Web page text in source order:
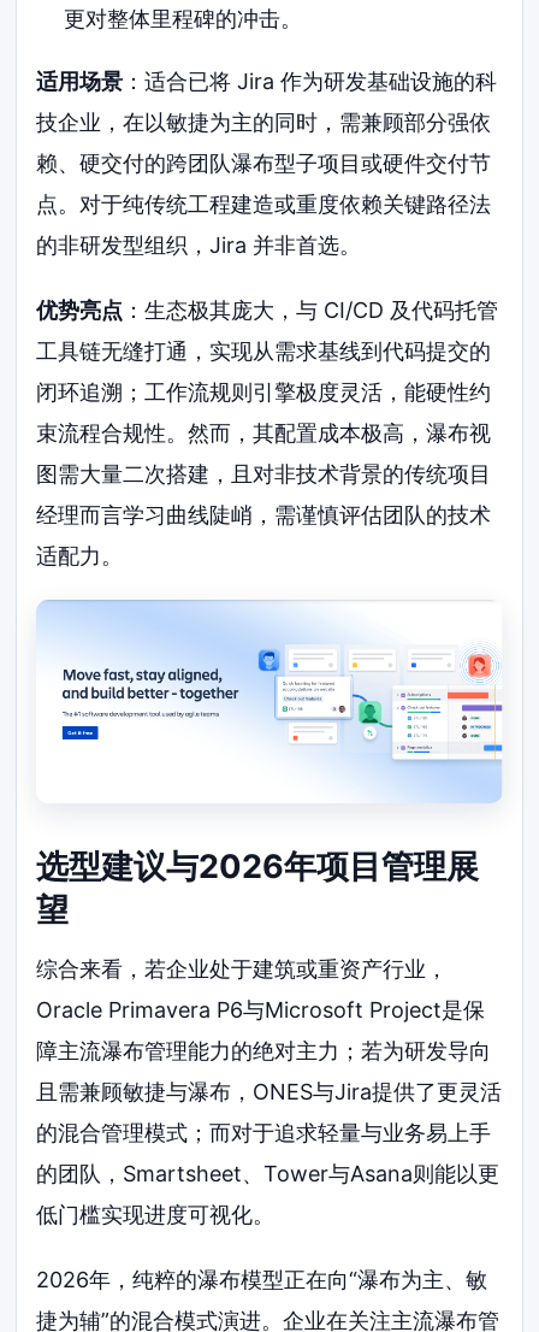
更对整体里程碑的冲击。
适用场景 ：适合已将 Jira 作为研发基础设施的科
技企业，在以敏捷为主的同时，需兼顾部分强依
赖、硬交付的跨团队瀑布型子项目或硬件交付节
点。对于纯传统工程建造或重度依赖关键路径法
的非研发型组织，Jira 并非首选。
优势亮点 ：生态极其庞大，与 CI/CD 及代码托管
工具链无缝打通，实现从需求基线到代码提交的
闭环追溯；工作流规则引擎极度灵活，能硬性约
束流程合规性。然而，其配置成本极高，瀑布视
图需大量二次搭建，且对非技术背景的传统项目
经理而言学习曲线陡峭，需谨慎评估团队的技术
适配力。
选型建议与2026年项目管理展
望
综合来看，若企业处于建筑或重资产行业，
Oracle Primavera P6与Microsoft Project是保
障主流瀑布管理能力的绝对主力；若为研发导向
且需兼顾敏捷与瀑布，ONES与Jira提供了更灵活
的混合管理模式；而对于追求轻量与业务易上手
的团队，Smartsheet、Tower与Asana则能以更
低门槛实现进度可视化。
2026年，纯粹的瀑布模型正在向“瀑布为主、敏
捷为辅”的混合模式演进。企业在关注主流瀑布管